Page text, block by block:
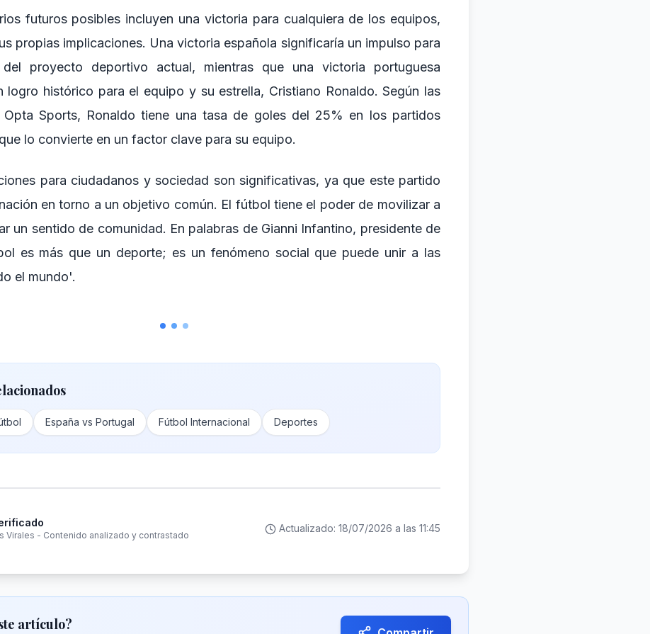
futuros posibles incluyen una victoria para cualquiera de los equipos,
propias implicaciones. Una victoria española significaría un impulso para
proyecto deportivo actual, mientras que una victoria portuguesa
logro histórico para el equipo y su estrella, Cristiano Ronaldo. Según las
Opta Sports, Ronaldo tiene una tasa de goles del 25% en los partidos
lo convierte en un factor clave para su equipo.
para ciudadanos y sociedad son significativas, ya que este partido
en torno a un objetivo común. El fútbol tiene el poder de movilizar a
un sentido de comunidad. En palabras de Gianni Infantino, presidente de
es más que un deporte; es un fenómeno social que puede unir a las
el mundo'.
España vs Portugal Fútbol Internacional Deportes
Virales - Contenido analizado y contrastado
Actualizado: 18/07/2026 a las 11:45
artículo?